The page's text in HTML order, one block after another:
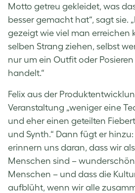
Motto getreu gekleidet, was
besser gemacht hat“, sagt sie.
gezeigt wie viel man erreichen
selben Strang ziehen, selbst
nur um ein Outfit oder
handelt.“
Felix aus der
Veranstaltung „weniger eine
und eher einen geteilten
und Synth.“ Dann fügt er hinzu:
erinnern uns daran, dass wir
Menschen sind –
Menschen – und dass die
aufblüht, wenn wir alle